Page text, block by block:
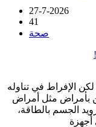
27-7-2026
41
صحة
الإفراط في تناوله
بأمراض مثل أمراض
الجسم بالطاقة،